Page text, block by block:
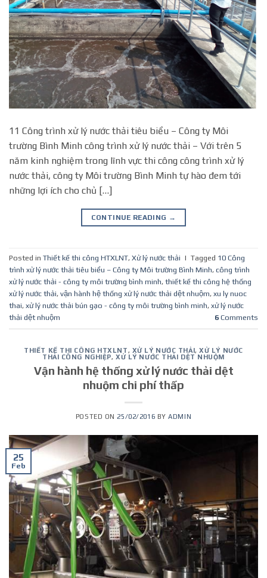
11 Công trình xử lý nước thải tiêu biểu – Công ty Môi
trường Bình Minh công trình xử lý nước thải – Với trên 5
năm kinh nghiệm trong lĩnh vực thi công công trình xử lý
nước thải, công ty Môi trường Bình Minh tự hào đem tới
những lợi ích cho chủ […]
CONTINUE READING →
Posted in Thiết kế thi công HTXLNT, Xử lý nước thải | Tagged 10 Công
trình xử lý nước thải tiêu biểu – Công ty Môi trường Bình Minh, công trình
xử lý nước thải - công ty môi trường bình minh, thiết kế thi công hệ thống
xử lý nước thải, vận hành hệ thống xử lý nước thải dệt nhuộm, xu ly nuoc
thai, xử lý nước thải bún gạo - công ty môi trường bình minh, xử lý nước
thải dệt nhuộm
6 Comments
THIẾT KẾ THI CÔNG HTXLNT, XỬ LÝ NƯỚC THẢI,XỬ LÝ NƯỚC
THẢI CÔNG NGHIỆP,XỬ LÝ NƯỚC THẢI DỆT NHUỘM
Vận hành hệ thống xử lý nước thải dệt
nhuộm chi phí thấp
POSTED ON 25/02/2016 BYADMIN
25
Feb